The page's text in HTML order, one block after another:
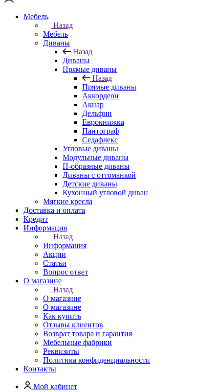
Мебель
Назад
Мебель
Диваны
Назад
Диваны
Прямые диваны
Назад
Прямые диваны
Аккордеон
Акнар
Дельфин
Еврокнижка
Пантограф
Седафлекс
Угловые диваны
Модульные диваны
П-образные диваны
Диваны с оттоманкой
Детские диваны
Кухонный угловой диван
Мягкие кресла
Доставка и оплата
Кредит
Информация
Назад
Информация
Акции
Статьи
Вопрос ответ
О магазине
Назад
О магазине
О магазине
Как купить
Отзывы клиентов
Возврат товара и гарантия
Мебельные фабрики
Реквизиты
Политика конфиденциальности
Контакты
Мой кабинет